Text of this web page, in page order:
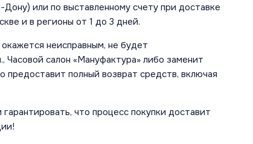
или по выставленному счету при доставке
и в регионы от 1 до 3 дней.
неисправным, не будет
Часовой салон «Мануфактура» либо заменит
предоставит полный возврат средств, включая
что процесс покупки доставит